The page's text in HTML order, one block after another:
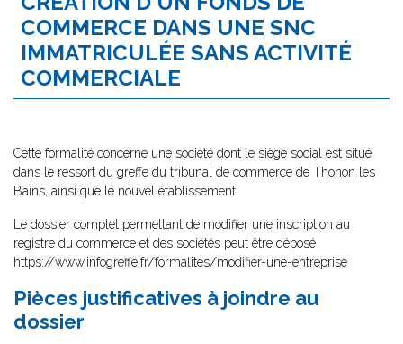
COMMERCE DANS UNE SNC
IMMATRICULÉE SANS ACTIVITÉ
COMMERCIALE
Cette formalité concerne une société dont le siège social est situé
dans le ressort du greffe du tribunal de commerce de Thonon les
Bains, ainsi que le nouvel établissement.
Le dossier complet permettant de modifier une inscription au
registre du commerce et des sociétés peut être déposé
https://www.infogreffe.fr/formalites/modifier-une-entreprise
Pièces justificatives à joindre au
dossier